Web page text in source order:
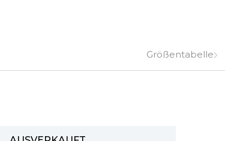
Größentabelle